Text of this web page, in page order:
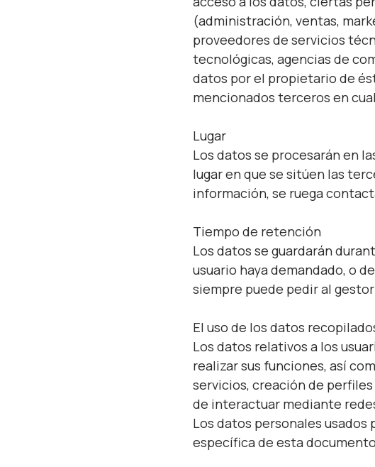
(administración, ventas,
proveedores de servicios
tecnológicas, agencias de
datos por el propietario de
mencionados terceros en
Lugar
Los datos se procesarán en
lugar en que se sitúen las
información, se ruega
Tiempo de retención
Los datos se guardarán
usuario haya demandado, o
siempre puede pedir al
El uso de los datos
Los datos relativos a los
realizar sus funciones, así
servicios, creación de
de interactuar mediante
Los datos personales
específica de esta